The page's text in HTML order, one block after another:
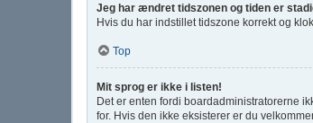
Jeg har ændret tidszonen og tiden er
Hvis du har indstillet tidszone korrekt og
Top
Mit sprog er ikke i listen!
Det er enten fordi boardadministratorerne
for. Hvis den ikke eksisterer er du